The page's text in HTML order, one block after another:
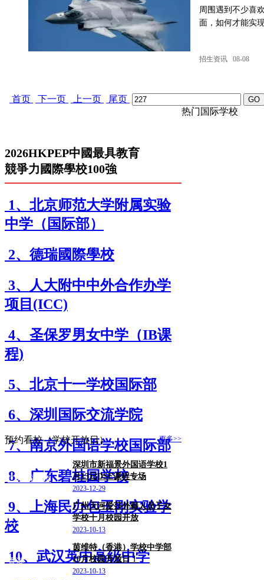
周围遇到不少喜
面，如何才能实
招生资讯 08-08
首页 下一页 上一页 尾页
2026HKPEP中國最具教育
競爭力國際學校100強
1、北京师范大学附属实验
中学（国际部）
2、德瑞國際學校
3、人大附中中外合作办学
项目(ICC)
4、圣保罗男女中学（IB课
程)
5、北京十一学校国际部
6、深圳国际交流学院
7、南京外国语学校国际部
8、广东碧桂园学校
9、上海民办包玉刚实验学
校
10、武汉英中高级中学
热门国际学校
预约看校（学校开放日） 更多>>
广东/深圳市
深圳市新福景外国语学校1
月13日DSE课程专场
2023-12-29
广东
广州天河爱莎外籍人员子女
学校十月校园开放
2023-10-13
香港
茵维特（香港）学校中学部
10月校园开放日！
2023-10-13